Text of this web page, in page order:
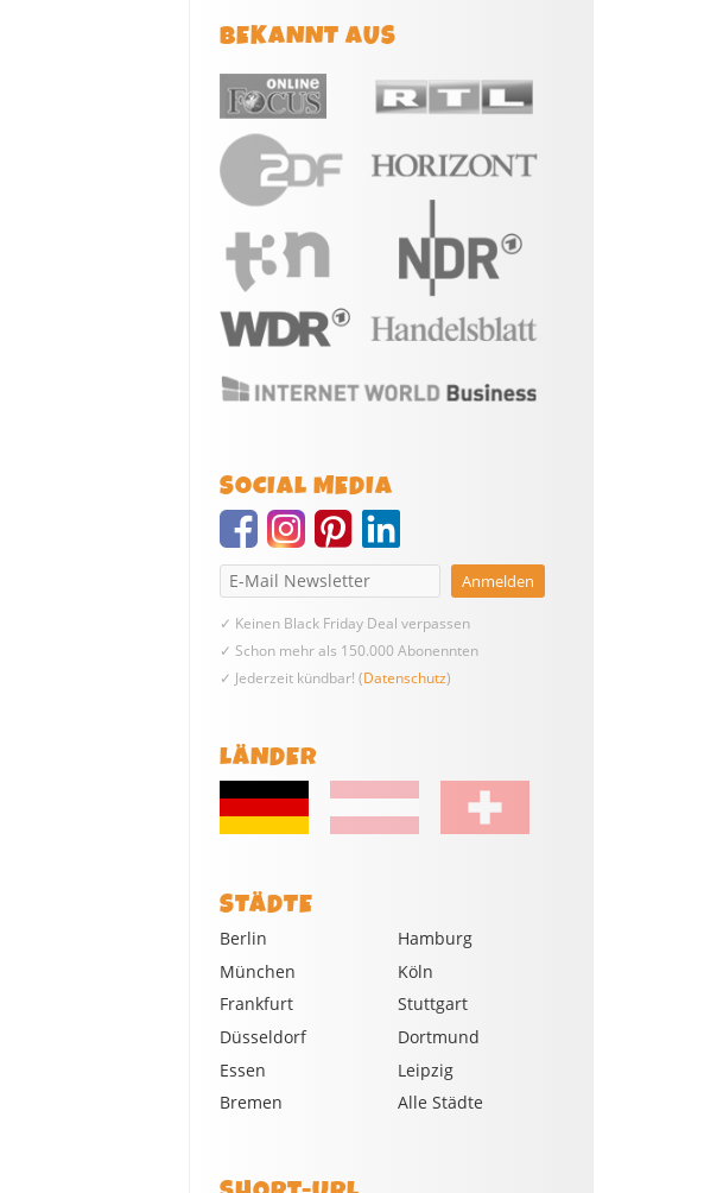
BEKANNT AUS
SOCIAL MEDIA
✓ Keinen Black Friday Deal verpassen
✓ Schon mehr als 150.000 Abonennten
✓ Jederzeit kündbar! (Datenschutz)
LÄNDER
STÄDTE
Berlin
Hamburg
München
Köln
Frankfurt
Stuttgart
Düsseldorf
Dortmund
Essen
Leipzig
Bremen
Alle Städte